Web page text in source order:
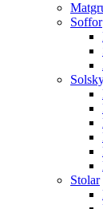
Soffor
Stolar